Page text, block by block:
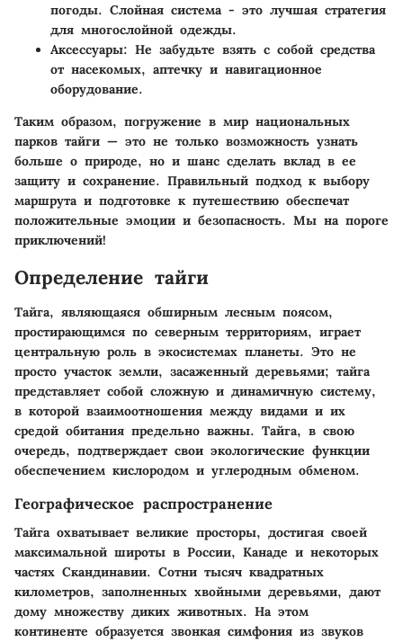
погоды. Слойная система - это лучшая стратегия
для многослойной одежды.
Аксессуары: Не забудьте взять с собой средства
от насекомых, аптечку и навигационное
оборудование.
Таким образом, погружение в мир национальных
парков тайги — это не только возможность узнать
больше о природе, но и шанс сделать вклад в ее
защиту и сохранение. Правильный подход к выбору
маршрута и подготовке к путешествию обеспечат
положительные эмоции и безопасность. Мы на пороге
приключений!
Определение тайги
Тайга, являющаяся обширным лесным поясом,
простирающимся по северным территориям, играет
центральную роль в экосистемах планеты. Это не
просто участок земли, засаженный деревьями; тайга
представляет собой сложную и динамичную систему,
в которой взаимоотношения между видами и их
средой обитания предельно важны. Тайга, в свою
очередь, подтверждает свои экологические функции
обеспечением кислородом и углеродным обменом.
Географическое распространение
Тайга охватывает великие просторы, достигая своей
максимальной широты в России, Канаде и некоторых
частях Скандинавии. Сотни тысяч квадратных
километров, заполненных хвойными деревьями, дают
дому множеству диких животных. На этом
континенте образуется звонкая симфония из звуков